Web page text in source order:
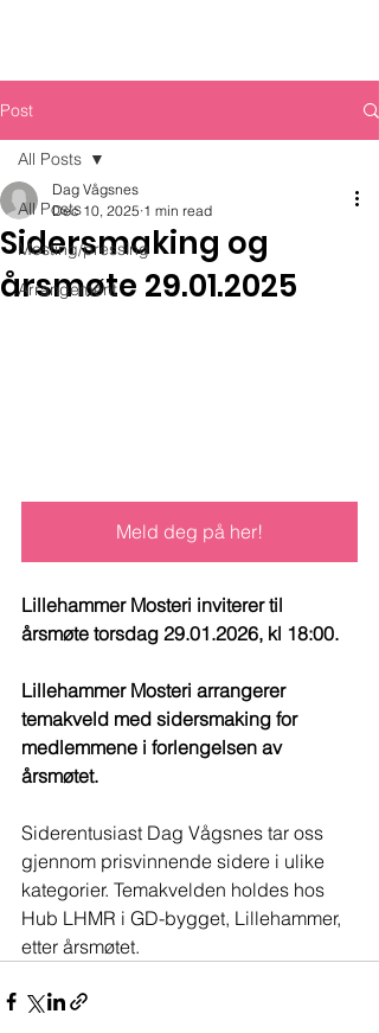
Post
All Posts
Mosting/pressing
Arrangement
All Posts
Sidersmaking og
årsmøte 29.01.2025
Dag Vågsnes
Dec 10, 2025 1 min read
Meld deg på her!
Lillehammer Mosteri inviterer til
årsmøte torsdag 29.01.2026, kl 18:00.
Lillehammer Mosteri arrangerer
temakveld med sidersmaking for
medlemmene i forlengelsen av
årsmøtet.
Siderentusiast Dag Vågsnes tar oss
gjennom prisvinnende sidere i ulike
kategorier. Temakvelden holdes hos
Hub LHMR i GD-bygget, Lillehammer,
etter årsmøtet.